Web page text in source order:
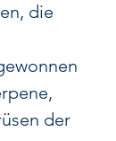
die
der